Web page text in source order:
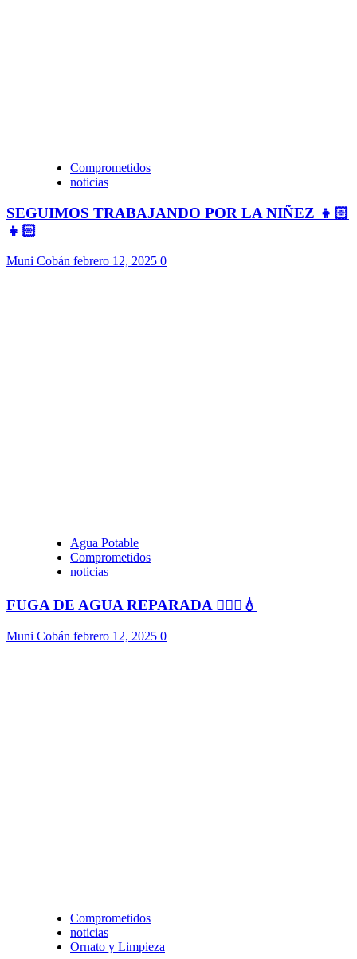
Comprometidos
noticias
SEGUIMOS TRABAJANDO POR LA NIÑEZ 👦🏻
👧🏻
Muni Cobán febrero 12, 2025 0
Agua Potable
Comprometidos
noticias
FUGA DE AGUA REPARADA 👷🏻‍♂️💧
Muni Cobán febrero 12, 2025 0
Comprometidos
noticias
Ornato y Limpieza